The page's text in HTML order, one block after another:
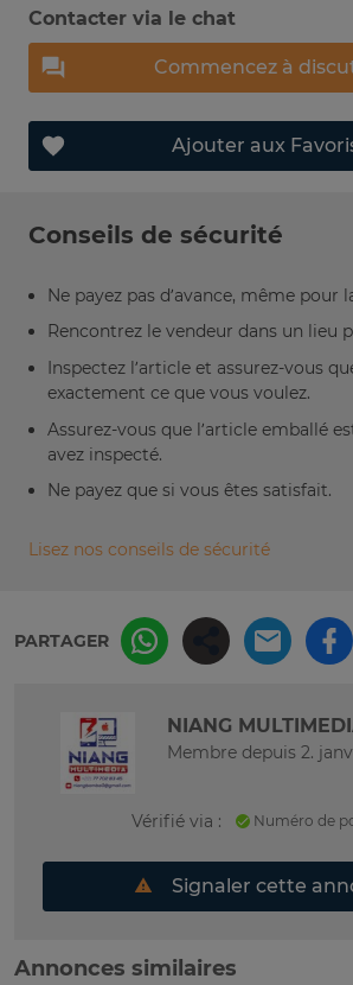
Contacter via le chat
Commencez à
Ajouter aux
Conseils de sécurité
Ne payez pas d’avance, même pour
Rencontrez le vendeur dans un lieu
Inspectez l’article et assurez-vous
exactement ce que vous voulez.
Assurez-vous que l’article emballé
avez inspecté.
Ne payez que si vous êtes satisfait.
Lisez nos conseils de sécurité
PARTAGER
NIANG
Membre depuis 2.
Vérifié via : Numéro de
Signaler cette
Annonces similaires